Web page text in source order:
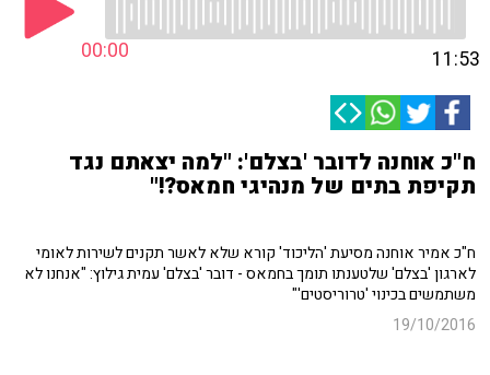
00:00 11:53
ח"כ אוחנה לדובר 'בצלם': "למה יצאתם נגד
תקיפת בתים של מנהיגי חמאס?!"
ח"כ אמיר אוחנה מסיעת 'הליכוד' קורא שלא לאשר תקנים לשירות לאומי
לארגון 'בצלם' שלטענתו תומך בחמאס - דובר 'בצלם' עמית גילוץ: "אנחנו לא
משתמשים בכינוי 'טרוריסטים'"
19/10/2016